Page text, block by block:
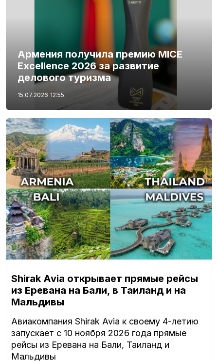
Армения получила премию MICE
Excellence 2026 за развитие
делового туризма
15.07.2026 12:55
Shirak Avia открывает прямые рейсы
из Еревана на Бали, в Таиланд и на
Мальдивы
Авиакомпания Shirak Avia к своему 4-летию
запускает с 10 ноября 2026 года прямые
рейсы из Еревана на Бали, Таиланд и
Мальдивы